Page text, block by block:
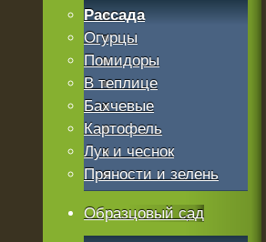
Рассада
Огурцы
Помидоры
В теплице
Бахчевые
Картофель
Лук и чеснок
Пряности и зелень
Образцовый сад